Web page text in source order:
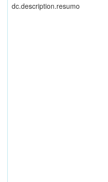
dc.description.resumo